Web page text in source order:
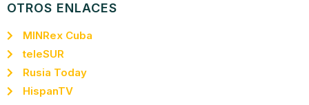
OTROS ENLACES
MINRex Cuba
teleSUR
Rusia Today
HispanTV